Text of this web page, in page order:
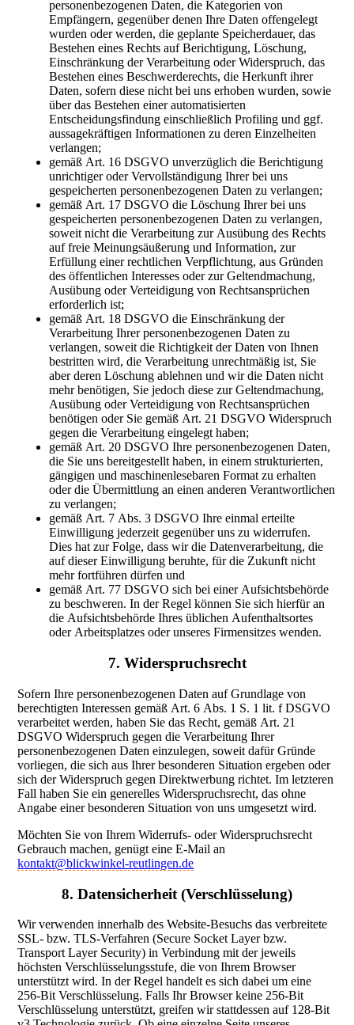
personenbezogenen Daten, die Kategorien von
Empfängern, gegenüber denen Ihre Daten offengelegt
wurden oder werden, die geplante Speicherdauer, das
Bestehen eines Rechts auf Berichtigung, Löschung,
Einschränkung der Verarbeitung oder Widerspruch, das
Bestehen eines Beschwerderechts, die Herkunft ihrer
Daten, sofern diese nicht bei uns erhoben wurden, sowie
über das Bestehen einer automatisierten
Entscheidungsfindung einschließlich Profiling und ggf.
aussagekräftigen Informationen zu deren Einzelheiten
verlangen;
gemäß Art. 16 DSGVO unverzüglich die Berichtigung
unrichtiger oder Vervollständigung Ihrer bei uns
gespeicherten personenbezogenen Daten zu verlangen;
gemäß Art. 17 DSGVO die Löschung Ihrer bei uns
gespeicherten personenbezogenen Daten zu verlangen,
soweit nicht die Verarbeitung zur Ausübung des Rechts
auf freie Meinungsäußerung und Information, zur
Erfüllung einer rechtlichen Verpflichtung, aus Gründen
des öffentlichen Interesses oder zur Geltendmachung,
Ausübung oder Verteidigung von Rechtsansprüchen
erforderlich ist;
gemäß Art. 18 DSGVO die Einschränkung der
Verarbeitung Ihrer personenbezogenen Daten zu
verlangen, soweit die Richtigkeit der Daten von Ihnen
bestritten wird, die Verarbeitung unrechtmäßig ist, Sie
aber deren Löschung ablehnen und wir die Daten nicht
mehr benötigen, Sie jedoch diese zur Geltendmachung,
Ausübung oder Verteidigung von Rechtsansprüchen
benötigen oder Sie gemäß Art. 21 DSGVO Widerspruch
gegen die Verarbeitung eingelegt haben;
gemäß Art. 20 DSGVO Ihre personenbezogenen Daten,
die Sie uns bereitgestellt haben, in einem strukturierten,
gängigen und maschinenlesebaren Format zu erhalten
oder die Übermittlung an einen anderen Verantwortlichen
zu verlangen;
gemäß Art. 7 Abs. 3 DSGVO Ihre einmal erteilte
Einwilligung jederzeit gegenüber uns zu widerrufen.
Dies hat zur Folge, dass wir die Datenverarbeitung, die
auf dieser Einwilligung beruhte, für die Zukunft nicht
mehr fortführen dürfen und
gemäß Art. 77 DSGVO sich bei einer Aufsichtsbehörde
zu beschweren. In der Regel können Sie sich hierfür an
die Aufsichtsbehörde Ihres üblichen Aufenthaltsortes
oder Arbeitsplatzes oder unseres Firmensitzes wenden.
7. Widerspruchsrecht
Sofern Ihre personenbezogenen Daten auf Grundlage von
berechtigten Interessen gemäß Art. 6 Abs. 1 S. 1 lit. f DSGVO
verarbeitet werden, haben Sie das Recht, gemäß Art. 21
DSGVO Widerspruch gegen die Verarbeitung Ihrer
personenbezogenen Daten einzulegen, soweit dafür Gründe
vorliegen, die sich aus Ihrer besonderen Situation ergeben oder
sich der Widerspruch gegen Direktwerbung richtet. Im letzteren
Fall haben Sie ein generelles Widerspruchsrecht, das ohne
Angabe einer besonderen Situation von uns umgesetzt wird.
Möchten Sie von Ihrem Widerrufs- oder Widerspruchsrecht
Gebrauch machen, genügt eine E-Mail an
kontakt@blickwinkel-reutlingen.de
8. Datensicherheit (Verschlüsselung)
Wir verwenden innerhalb des Website-Besuchs das verbreitete
SSL- bzw. TLS-Verfahren (Secure Socket Layer bzw.
Transport Layer Security) in Verbindung mit der jeweils
höchsten Verschlüsselungsstufe, die von Ihrem Browser
unterstützt wird. In der Regel handelt es sich dabei um eine
256-Bit Verschlüsselung. Falls Ihr Browser keine 256-Bit
Verschlüsselung unterstützt, greifen wir stattdessen auf 128-Bit